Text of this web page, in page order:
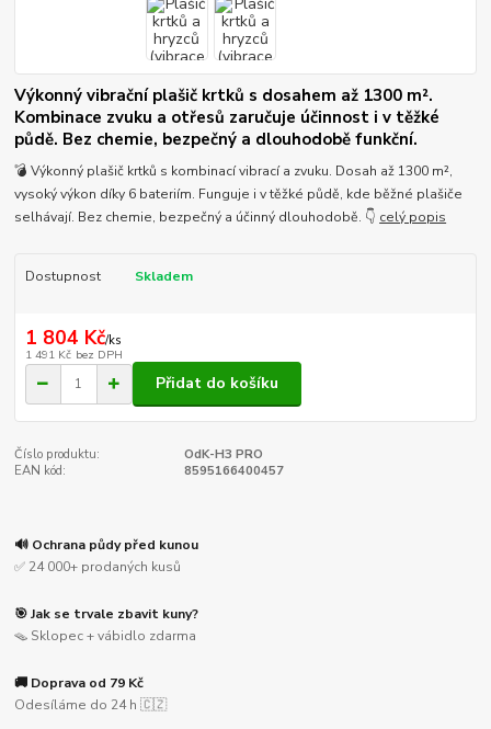
Výkonný vibrační plašič krtků s dosahem až 1300 m².
Kombinace zvuku a otřesů zaručuje účinnost i v těžké
půdě. Bez chemie, bezpečný a dlouhodobě funkční.
💣 Výkonný plašič krtků s kombinací vibrací a zvuku. Dosah až 1300 m²,
vysoký výkon díky 6 bateriím. Funguje i v těžké půdě, kde běžné plašiče
selhávají. Bez chemie, bezpečný a účinný dlouhodobě. 👇 celý popis
Dostupnost Skladem
1 804 Kč/ks
1 491 Kč bez DPH
Přidat do košíku
Číslo produktu:
OdK-H3 PRO
EAN kód:
8595166400457
🔊 Ochrana půdy před kunou
✅ 24 000+ prodaných kusů
🎯 Jak se trvale zbavit kuny?
🪤 Sklopec + vábidlo zdarma
🚚 Doprava od 79 Kč
Odesíláme do 24 h 🇨🇿